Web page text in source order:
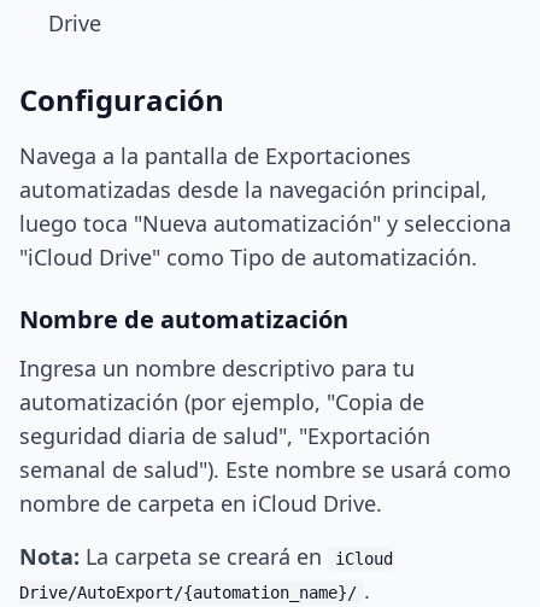
Drive
Configuración
Navega a la pantalla de Exportaciones
automatizadas desde la navegación principal,
luego toca "Nueva automatización" y selecciona
"iCloud Drive" como Tipo de automatización.
Nombre de automatización
Ingresa un nombre descriptivo para tu
automatización (por ejemplo, "Copia de
seguridad diaria de salud", "Exportación
semanal de salud"). Este nombre se usará como
nombre de carpeta en iCloud Drive.
Nota: La carpeta se creará en
iCloud
Drive/AutoExport/{automation_name}/ .